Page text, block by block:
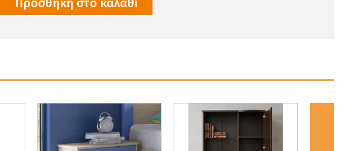
Προσθήκη στο καλάθι